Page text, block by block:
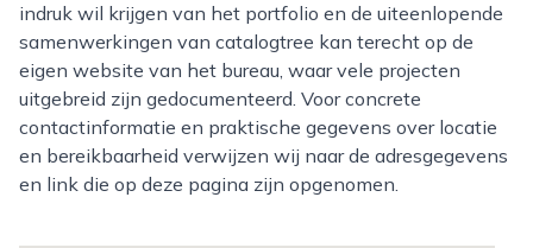
indruk wil krijgen van het portfolio en de uiteenlopende
samenwerkingen van catalogtree kan terecht op de
eigen website van het bureau, waar vele projecten
uitgebreid zijn gedocumenteerd. Voor concrete
contactinformatie en praktische gegevens over locatie
en bereikbaarheid verwijzen wij naar de adresgegevens
en link die op deze pagina zijn opgenomen.